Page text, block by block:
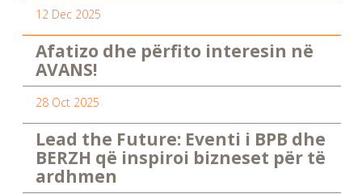
12 Dec 2025
Afatizo dhe përfito interesin në
AVANS!
28 Oct 2025
Lead the Future: Eventi i BPB dhe
BERZH që inspiroi bizneset për të
ardhmen